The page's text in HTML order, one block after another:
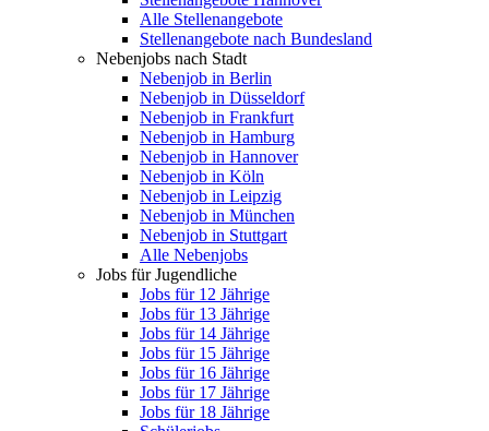
Alle Stellenangebote
Stellenangebote nach Bundesland
Nebenjobs nach Stadt
Nebenjob in Berlin
Nebenjob in Düsseldorf
Nebenjob in Frankfurt
Nebenjob in Hamburg
Nebenjob in Hannover
Nebenjob in Köln
Nebenjob in Leipzig
Nebenjob in München
Nebenjob in Stuttgart
Alle Nebenjobs
Jobs für Jugendliche
Jobs für 12 Jährige
Jobs für 13 Jährige
Jobs für 14 Jährige
Jobs für 15 Jährige
Jobs für 16 Jährige
Jobs für 17 Jährige
Jobs für 18 Jährige